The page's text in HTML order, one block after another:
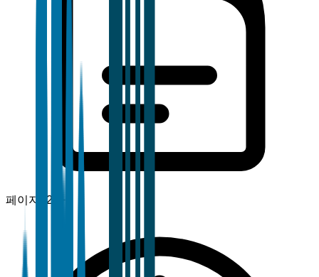
페이지 120+